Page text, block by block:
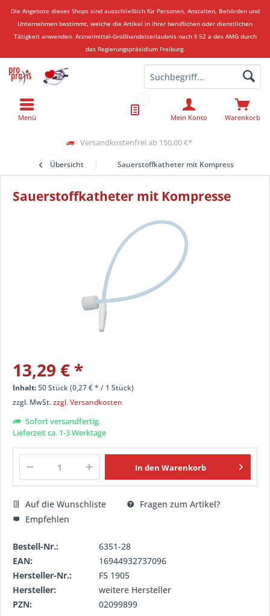
Die Angebote dieses Shops sind ausschließlich für Personen, Anstalten, Behörden und
Unternehmen bestimmt, welche die Artikel in ihrer beruflichen oder dienstlichen
Tätigkeit anwenden. Arzneimittel-Großhandelserlaubnis nach § 52 a des AMG durch
das Regierungspräsidium Freiburg.
Versandkostenfrei ab 150,00 €*
Warenkorb
Mein Konto
Menü
Übersicht Sauerstoffkatheter mit Kompresse
Sauerstoffkatheter mit Kompresse
13,29 € *
Inhalt:50 Stück (0,27 € * / 1 Stück)
zzgl. MwSt.zzgl. Versandkosten
Sofort versandfertig,
Lieferzeit ca. 1-3 Werktage
In den Warenkorb
Auf die Wunschliste
Fragen zum Artikel?
Empfehlen
Bestell-Nr.:
6351-28
EAN:
16944932737096
Hersteller-Nr.:
F5 1905
Hersteller:
weitere Hersteller
PZN:
02099899